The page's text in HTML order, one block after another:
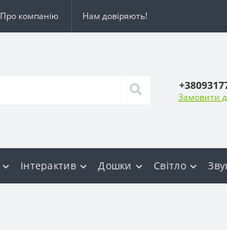
Про компанію Нам довіряють!
Замовити
Інтерактив Дошки Світло